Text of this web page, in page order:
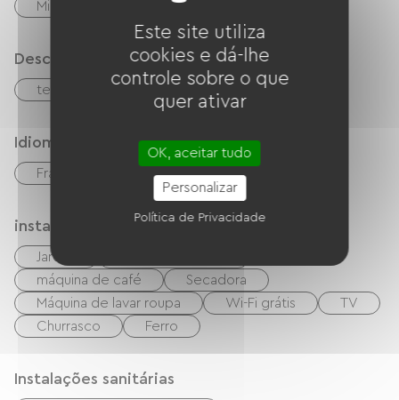
Micro-ondas Quatro
Descrição
terreno privado fechado
Idiomas
Francês inglês italiano
instalações
Jardim
máquina de café
Secadora
Máquina de lavar roupa
Wi-Fi grátis
TV
Churrasco
Ferro
Instalações sanitárias
Este site utiliza
cookies e dá-lhe
controle sobre o que
quer ativar
OK, aceitar tudo
Personalizar
Política de Privacidade